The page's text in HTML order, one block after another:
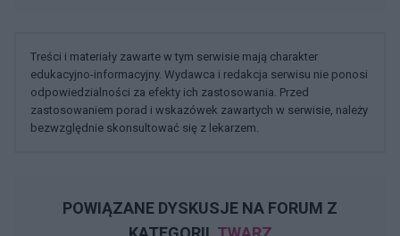
Treści i materiały zawarte w tym serwisie mają charakter
edukacyjno-informacyjny. Wydawca i redakcja serwisu nie ponosi
odpowiedzialności za efekty ich zastosowania. Przed
zastosowaniem porad i wskazówek zawartych w serwisie, należy
bezwzględnie skonsultować się z lekarzem.
POWIĄZANE DYSKUSJE NA FORUM Z